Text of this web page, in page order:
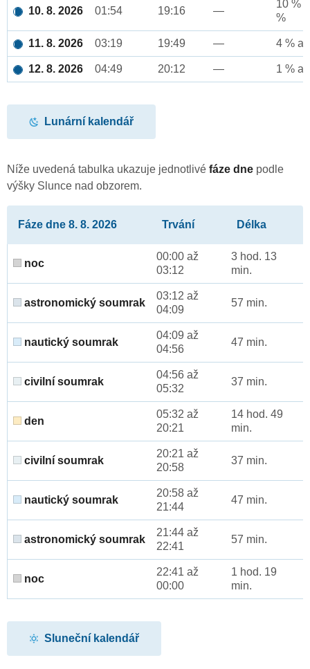
10. 8. 2026 01:54 19:16 —
10 %
%
11. 8. 2026 03:19 19:49 — 4 %
12. 8. 2026 04:49 20:12 — 1 %
Lunární kalendář
Níže uvedená tabulka ukazuje jednotlivé fáze dne podle
výšky Slunce nad obzorem.
Fáze dne 8. 8. 2026 Trvání Délka
noc
00:00 až
03:12
3 hod. 13
min.
astronomický soumrak
03:12 až
04:09
57 min.
nautický soumrak
04:09 až
04:56
47 min.
civilní soumrak
04:56 až
05:32
37 min.
den
05:32 až
20:21
14 hod. 49
min.
civilní soumrak
20:21 až
20:58
37 min.
nautický soumrak
20:58 až
21:44
47 min.
astronomický soumrak
21:44 až
22:41
57 min.
noc
22:41 až
00:00
1 hod. 19
min.
Sluneční kalendář